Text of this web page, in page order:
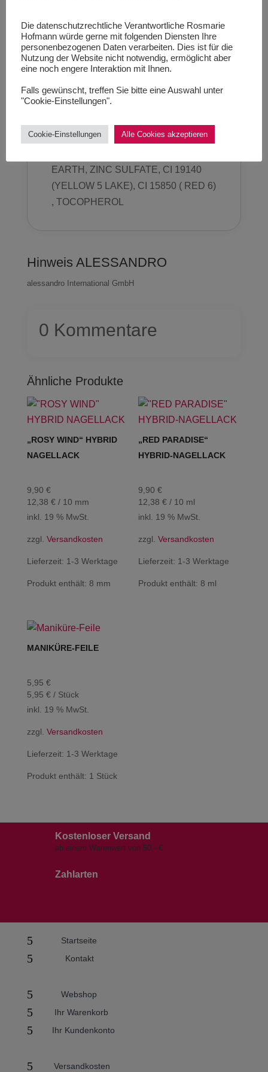
DIOL COPOLYMER, CI 15880, CI
15850 (RED 7 LAKE), CI 77891
(TITANIUM DIOXIDE), TRIS-HEA IPDI
ISOCYANURATE TRIMER, N-BUTYL
ALCOHOL, DIACETONE ALCOHOL,
HEXANAL, PHOSPHORIC ACID,
EXTRACT, MANNITOL, CI 77499
EARTH, ZINC SULFATE, CI 19140
(YELLOW 5 LAKE), CI 15850 ( RED 6)
, TOCOPHEROL
Hinweis ALESSANDRO
alessandro International GmbH
0 Kommentare
Ähnliche Produkte
„ROSY WIND“ HYBRID
NAGELLACK
9,90 €
12,38 €/ 10 mm
inkl. 19 % MwSt.
zzgl. Versandkosten
Lieferzeit: 1-3 Werktage
Produkt enthält: 8 mm
„RED PARADISE“
HYBRID-NAGELLACK
9,90€
12,38€ / 10 ml
inkl. 19 % MwSt.
zzgl.Versandkosten
Lieferzeit: 1-3 Werktage
Produkt enthält: 8 ml
MANIKÜRE-FEILE
5,95 €
5,95 €/ Stück
inkl. 19 % MwSt.
zzgl. Versandkosten
Lieferzeit: 1-3 Werktage
Produkt enthält: 1 Stück
Kostenloser Versand
ab einem Warenwert von 50,- €.
Zahlarten
5 Startseite
5 Kontakt
5 Webshop
5 Ihr Warenkorb
5 Ihr Kundenkonto
5 Versandkosten
Die datenschutzrechtliche Verantwortliche Rosmarie
Hofmann würde gerne mit folgenden Diensten Ihre
personenbezogenen Daten verarbeiten. Dies ist für die
Nutzung der Website nicht notwendig, ermöglicht aber
eine noch engere Interaktion mit Ihnen.
Falls gewünscht, treffen Sie bitte eine Auswahl unter
"Cookie-Einstellungen".
Cookie-Einstellungen Alle Cookies akzeptieren